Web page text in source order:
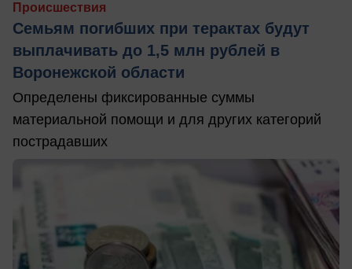
Происшествия
Семьям погибших при терактах будут
выплачивать до 1,5 млн рублей в
Воронежской области
Определены фиксированные суммы
материальной помощи и для других категорий
пострадавших